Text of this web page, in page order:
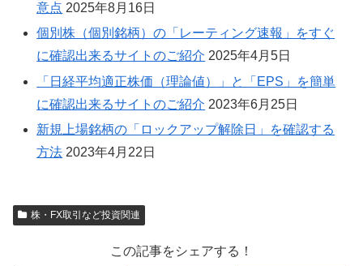
意点 2025年8月16日
個別株（個別銘柄）の「レーティング速報」をすぐ
に確認出来るサイトのご紹介 2025年4月5日
「日経平均適正株価（理論値）」と「EPS」を簡単
に確認出来るサイトのご紹介 2023年6月25日
新規上場銘柄の「ロックアップ解除日」を確認する
方法 2023年4月22日
株・FX取引など投資関連
この記事をシェアする！